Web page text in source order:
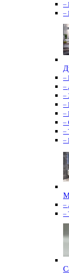
–
–
–
–
–
–
–
–
–
–
–
–